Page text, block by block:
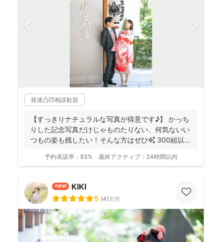
発達凸凹相談歓迎
【すっきりナチュラルな写真が得意です♪】 かっち
りした記念写真だけじゃものたりない、何気ないい
つもの姿も残したい！そんな方はぜひ✨️ 300組以上
予約承諾率： 83% 最終アクティブ： 24時間以内
new KIKI
5 (4)女性